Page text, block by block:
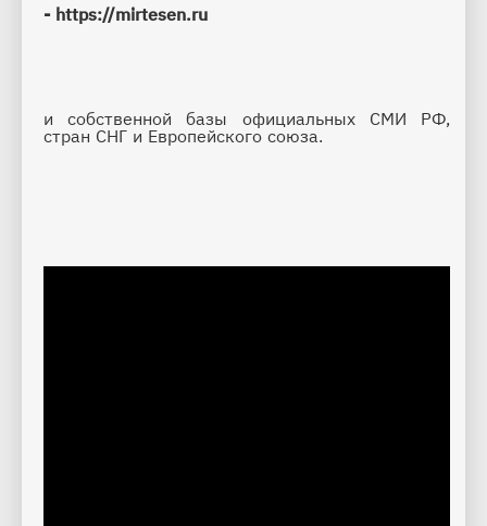
- https://mirtesen.ru
и собственной базы официальных СМИ РФ,
стран СНГ и Европейского союза.